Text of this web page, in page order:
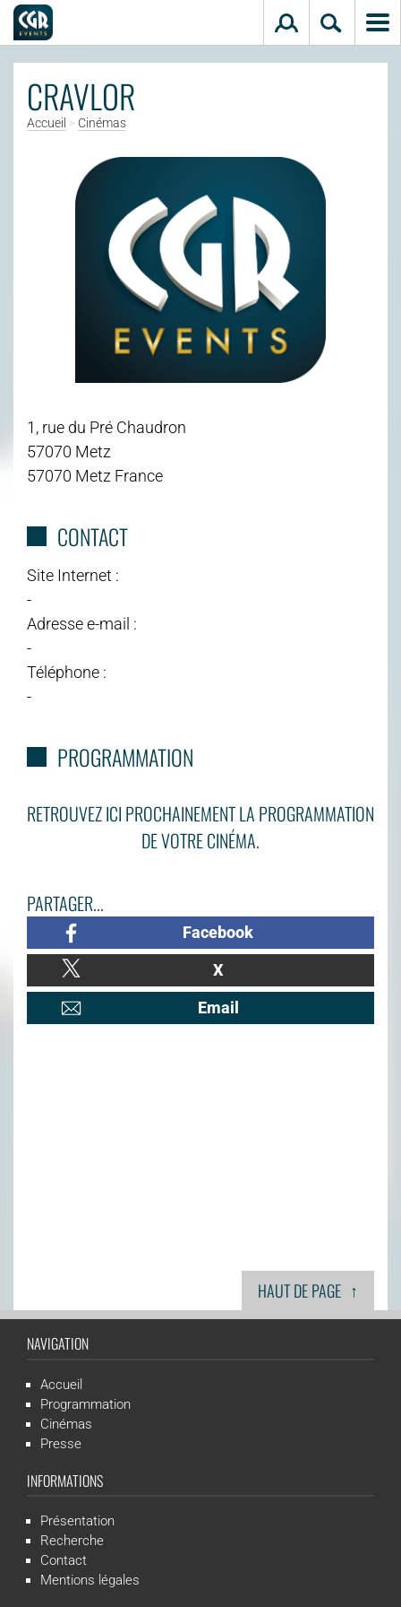
CRAVLOR
Accueil > Cinémas
1, rue du Pré Chaudron
57070 Metz
57070 Metz France
CONTACT
Site Internet :
-
Adresse e-mail :
-
Téléphone :
-
PROGRAMMATION
RETROUVEZ ICI PROCHAINEMENT LA PROGRAMMATION
DE VOTRE CINÉMA.
PARTAGER...
Facebook
X
Email
HAUT DE PAGE ↑
NAVIGATION
Accueil
Programmation
Cinémas
Presse
INFORMATIONS
Présentation
Recherche
Contact
Mentions légales